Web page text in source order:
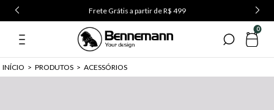
Frete Grátis a partir de R$ 499
0
INÍCIO > PRODUTOS > ACESSÓRIOS